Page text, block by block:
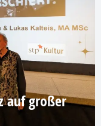
auf großer